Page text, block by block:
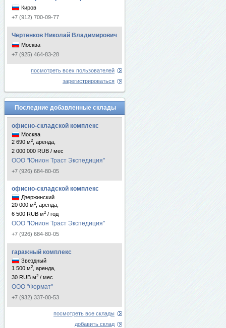
Киров
+7 (912) 700-09-77
Чертенков Николай Владимирович
Москва
+7 (925) 464-83-28
посмотреть всех пользователей
зарегистрироваться
Последние добавленные склады
офисно-складской комплекс
Москва
2 690 м2
, аренда,
2 000 000 RUB / мес
ООО "Юнион Траст Экспедиция"
+7 (926) 684-80-05
офисно-складской комплекс
Дзержинский
20 000 м2
, аренда,
6 500 RUB м2 / год
ООО "Юнион Траст Экспедиция"
+7 (926) 684-80-05
гаражный комплекс
Звездный
1 500 м2
, аренда,
30 RUB м2 / мес
ООО "Формат"
+7 (932) 337-00-53
посмотреть все склады
добавить склад